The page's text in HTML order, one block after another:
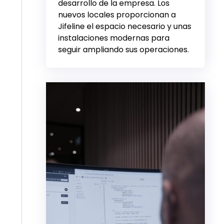
desarrollo de la empresa. Los
nuevos locales proporcionan a
Jifeline el espacio necesario y unas
instalaciones modernas para
seguir ampliando sus operaciones.